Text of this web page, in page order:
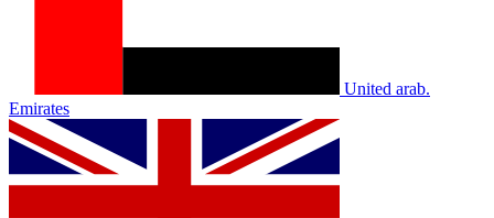
United arab.
Emirates